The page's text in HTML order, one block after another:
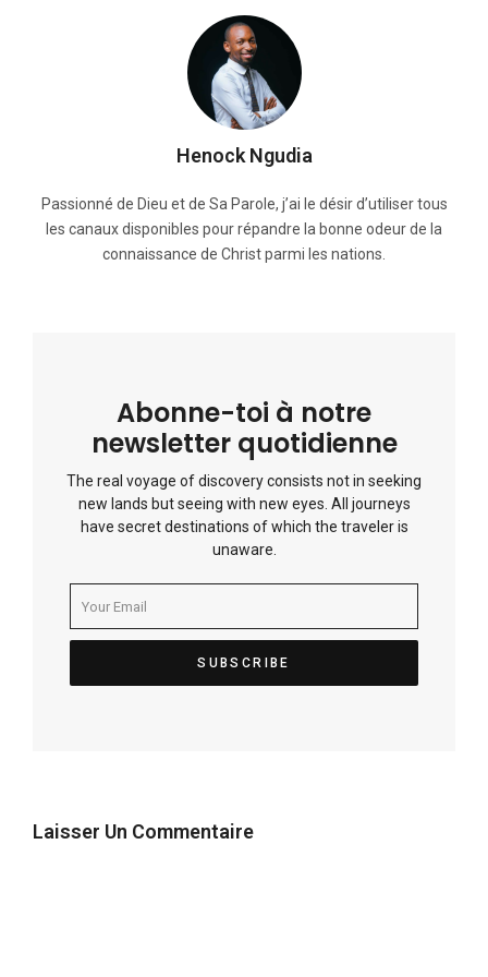
Henock Ngudia
Passionné de Dieu et de Sa Parole, j’ai le désir d’utiliser tous
les canaux disponibles pour répandre la bonne odeur de la
connaissance de Christ parmi les nations.
Abonne-toi à notre
newsletter quotidienne
The real voyage of discovery consists not in seeking
new lands but seeing with new eyes. All journeys
have secret destinations of which the traveler is
unaware.
Laisser Un Commentaire